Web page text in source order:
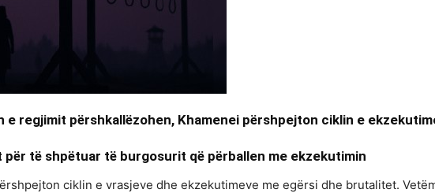
e regjimit përshkallëzohen, Khamenei përshpejton ciklin e
të shpëtuar të burgosurit që përballen me ekzekutimin
ciklin e vrasjeve dhe ekzekutimeve me egërsi dhe brutalitet.